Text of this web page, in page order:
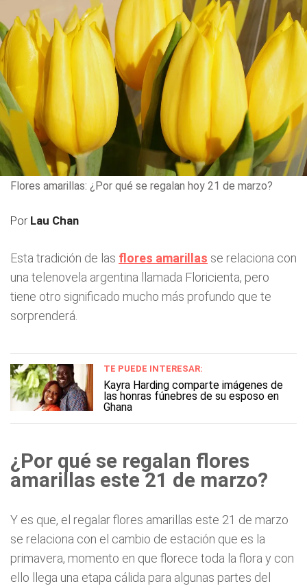
Flores amarillas: ¿Por qué se regalan hoy 21 de marzo?
Por Lau Chan
Esta tradición de las flores amarillas se relaciona con
una telenovela argentina llamada Floricienta, pero
tiene otro significado mucho más profundo que te
sorprenderá.
TE PUEDE INTERESAR:
Kayra Harding comparte imágenes de
las honras fúnebres de su esposo en
Ghana
¿Por qué se regalan flores
amarillas este 21 de marzo?
Y es que, el regalar flores amarillas este 21 de marzo
se relaciona con el cambio de estación que es la
primavera, momento en que florece toda la flora y con
ello llega una etapa cálida para algunas partes del